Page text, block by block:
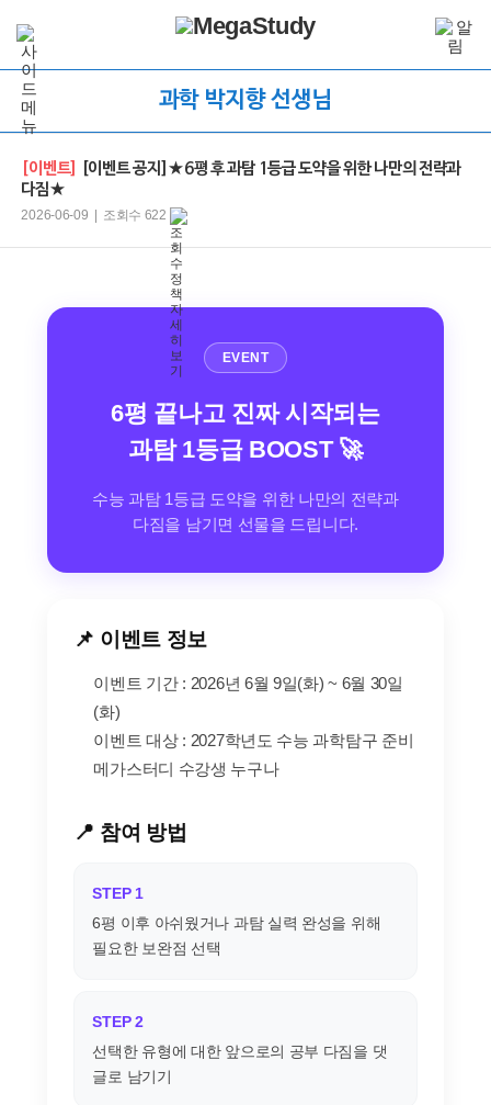
과학 박지향 선생님
[이벤트]
[이벤트 공지]★6평 후 과탐 1등급 도약을 위한 나만의 전략과
다짐★
2026-06-09 | 조회수 622
EVENT
6평 끝나고 진짜 시작되는
과탐 1등급 BOOST 🚀
수능 과탐 1등급 도약을 위한 나만의 전략과
다짐을 남기면 선물을 드립니다.
📌 이벤트 정보
이벤트 기간 : 2026년 6월 9일(화) ~ 6월 30일
(화)
이벤트 대상 : 2027학년도 수능 과학탐구 준비
메가스터디 수강생 누구나
📍 참여 방법
STEP 1
6평 이후 아쉬웠거나 과탐 실력 완성을 위해
필요한 보완점 선택
STEP 2
선택한 유형에 대한 앞으로의 공부 다짐을 댓
글로 남기기